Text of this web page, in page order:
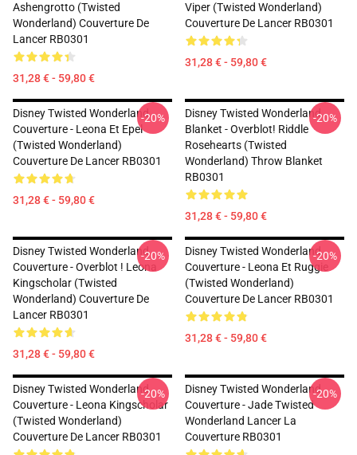
Ashengrotto (Twisted
Wonderland) Couverture De
Lancer RB0301
31,28 € - 59,80 €
Viper (Twisted Wonderland)
Couverture De Lancer RB0301
31,28 € - 59,80 €
Disney Twisted Wonderland
Couverture - Leona Et Epel
(Twisted Wonderland)
Couverture De Lancer RB0301
31,28 € - 59,80 €
-20%
Disney Twisted Wonderland
Blanket - Overblot! Riddle
Rosehearts (Twisted
Wonderland) Throw Blanket
RB0301
31,28 € - 59,80 €
-20%
Disney Twisted Wonderland
Couverture - Overblot ! Leona
Kingscholar (Twisted
Wonderland) Couverture De
Lancer RB0301
31,28 € - 59,80 €
-20%
Disney Twisted Wonderland
Couverture - Leona Et Ruggie
(Twisted Wonderland)
Couverture De Lancer RB0301
31,28 € - 59,80 €
-20%
Disney Twisted Wonderland
Couverture - Leona Kingscholar
(Twisted Wonderland)
Couverture De Lancer RB0301
-20%
Disney Twisted Wonderland
Couverture - Jade Twisted
Wonderland Lancer La
Couverture RB0301
-20%